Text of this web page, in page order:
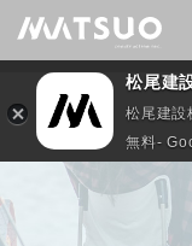
松尾建
松尾建設
無料-